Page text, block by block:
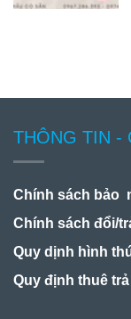
THÔNG TIN -
Chính sách bảo
Chính sách đổi/
Quy dịnh hình
Quy định thuê